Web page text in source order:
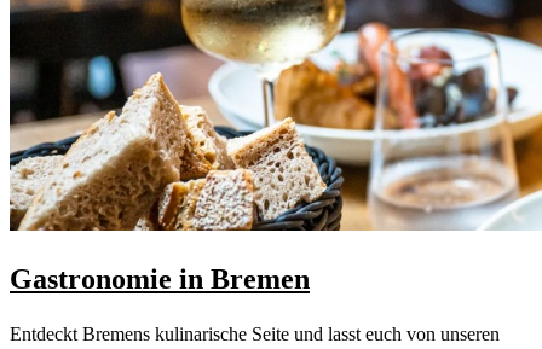
Gastronomie in Bremen
Entdeckt Bremens kulinarische Seite und lasst euch von unseren